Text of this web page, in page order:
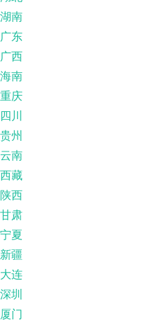
湖南
广东
广西
海南
重庆
四川
贵州
云南
西藏
陕西
甘肃
宁夏
新疆
大连
深圳
厦门